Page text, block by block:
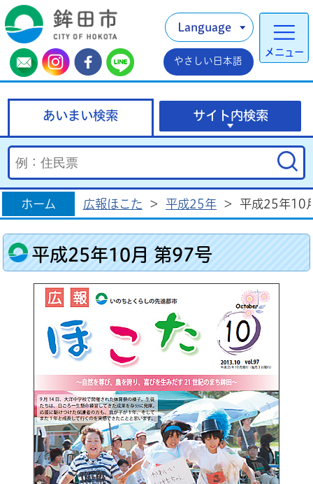
メニュー
Language
やさしい日本語
あいまい検索 サイト内検索
ホーム 広報ほこた > 平成25年 > 平成25年10
平成25年10月 第97号